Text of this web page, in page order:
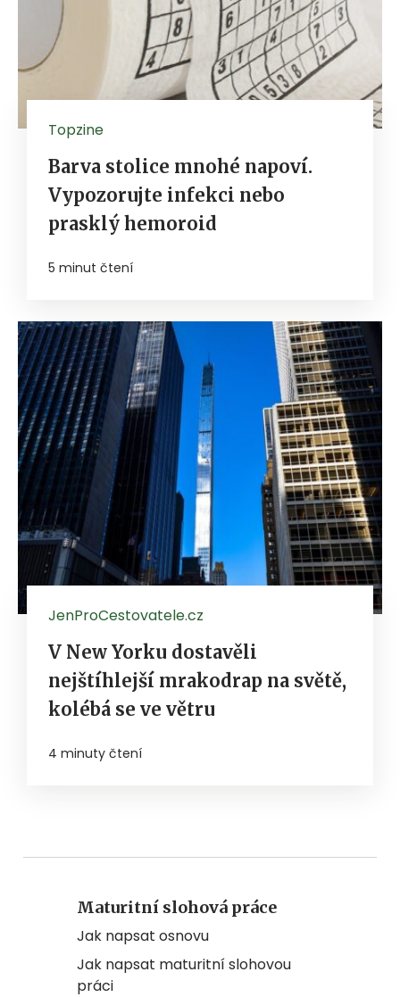
Topzine
Barva stolice mnohé napoví.
Vypozorujte infekci nebo
prasklý hemoroid
5 minut čtení
JenProCestovatele.cz
V New Yorku dostavěli
nejštíhlejší mrakodrap na světě,
kolébá se ve větru
4 minuty čtení
Maturitní slohová práce
Jak napsat osnovu
Jak napsat maturitní slohovou
práci